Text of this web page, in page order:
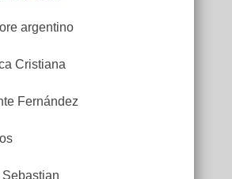
argentino
Cristiana
Fernández